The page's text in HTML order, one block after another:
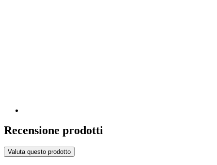
Recensione prodotti
Valuta questo prodotto